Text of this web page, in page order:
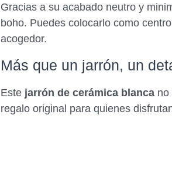
Gracias a su acabado neutro y
boho. Puedes colocarlo como
acogedor.
Más que un jarrón, un
Este jarrón de cerámica blanca no
regalo original para quienes